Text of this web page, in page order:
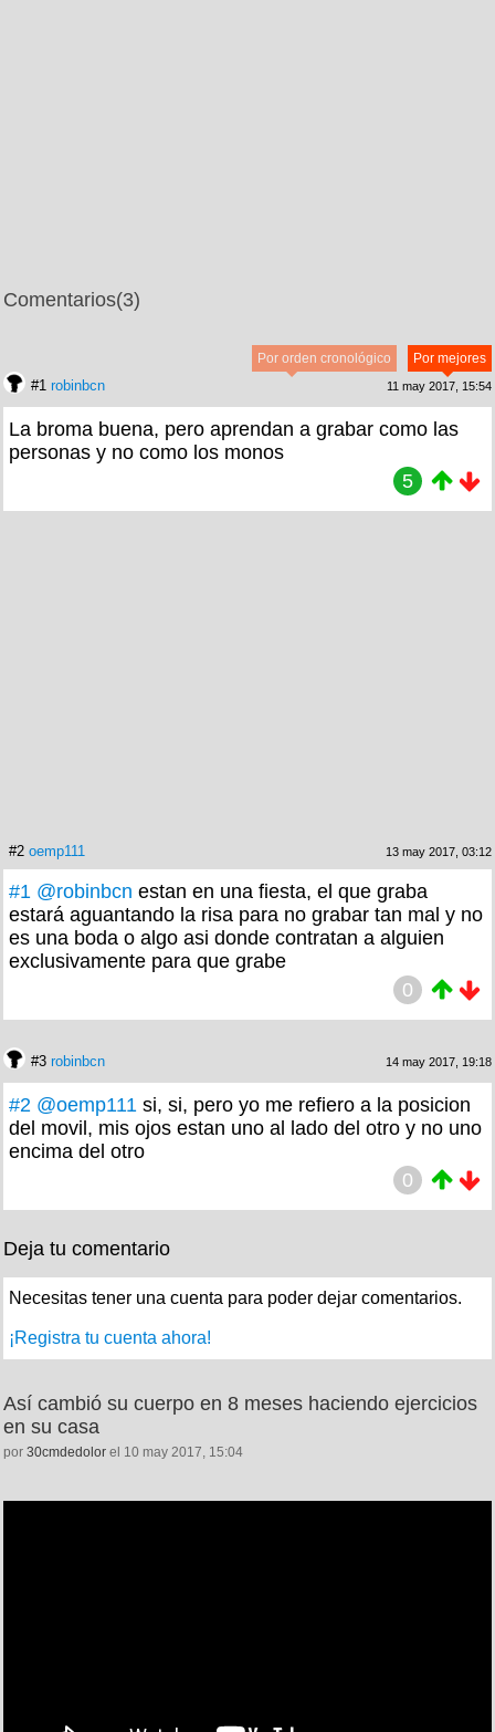
Comentarios(3)
Por mejores
Por orden cronológico
#1 robinbcn 11 may 2017, 15:54
La broma buena, pero aprendan a grabar como las
personas y no como los monos
5
#2 oemp111 13 may 2017, 03:12
#1 @robinbcn estan en una fiesta, el que graba
estará aguantando la risa para no grabar tan mal y no
es una boda o algo asi donde contratan a alguien
exclusivamente para que grabe
0
#3 robinbcn 14 may 2017, 19:18
#2 @oemp111 si, si, pero yo me refiero a la posicion
del movil, mis ojos estan uno al lado del otro y no uno
encima del otro
0
Deja tu comentario
Necesitas tener una cuenta para poder dejar comentarios.
¡Registra tu cuenta ahora!
Así cambió su cuerpo en 8 meses haciendo ejercicios
en su casa
por 30cmdedolor el 10 may 2017, 15:04